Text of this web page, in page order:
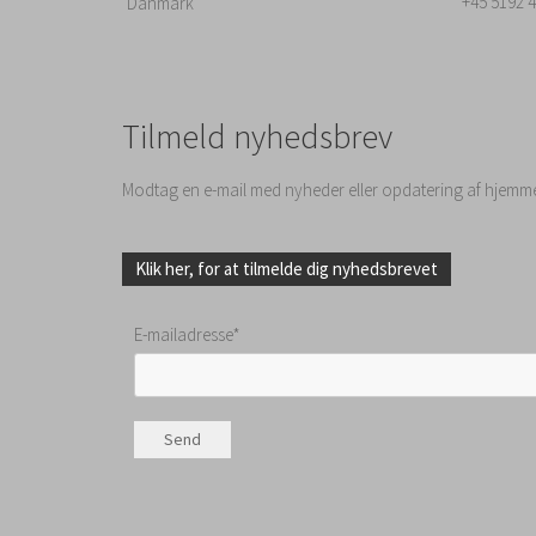
Tilmeld nyhedsbrev
Modtag en e-mail med nyheder eller opdatering af
Klik her, for at tilmelde dig nyhedsbrevet
E-mailadresse*